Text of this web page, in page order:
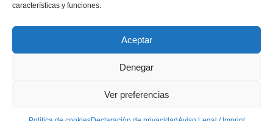
características y funciones.
Aceptar
Denegar
Ver preferencias
Política de cookies
Descargo de responsabilidad